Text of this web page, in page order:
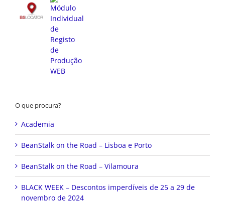
O que procura?
Academia
BeanStalk on the Road – Lisboa e Porto
BeanStalk on the Road – Vilamoura
BLACK WEEK – Descontos imperdíveis de 25 a 29 de
novembro de 2024